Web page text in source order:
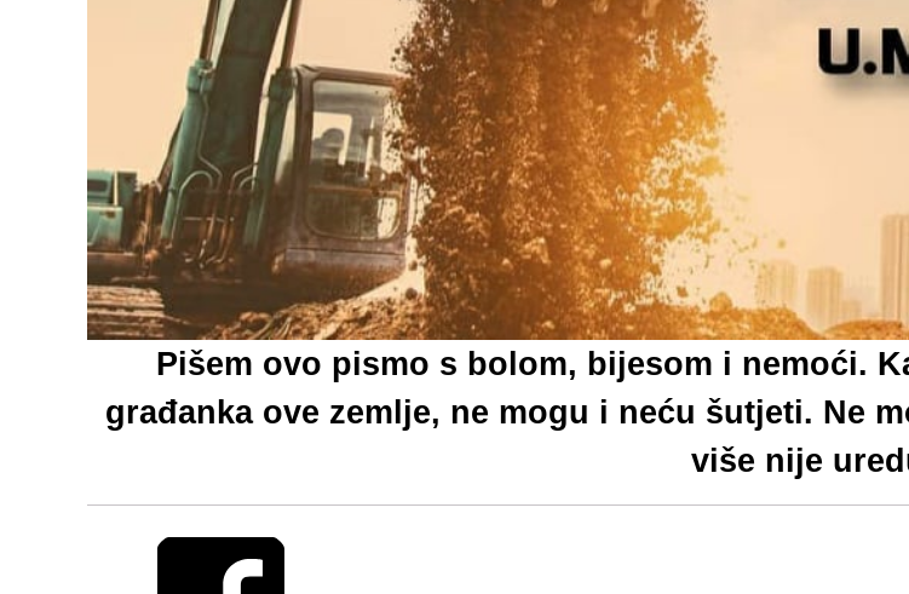
Pišem ovo pismo s bolom, bijesom i nemoći.
građanka ove zemlje, ne mogu i neću šutjeti. Ne
više nije